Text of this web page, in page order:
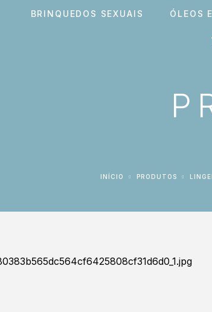
BRINQUEDOS SEXUAIS ÓLEOS
INÍCIO PRODUTOS